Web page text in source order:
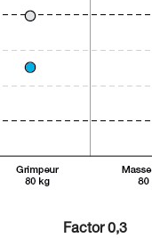
Factor 0,3